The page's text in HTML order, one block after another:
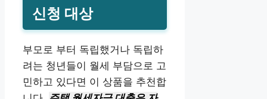
신청 대상
부모로 부터 독립했거나 독립하
려는 청년들이 월세 부담으로 고
민하고 있다면 이 상품을 추천합